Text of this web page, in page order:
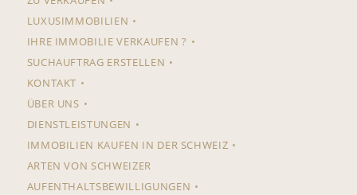
LUXUSIMMOBILIEN
IHRE IMMOBILIE VERKAUFEN ?
SUCHAUFTRAG ERSTELLEN
KONTAKT
ÜBER UNS
DIENSTLEISTUNGEN
IMMOBILIEN KAUFEN IN DER SCHWEIZ
ARTEN VON SCHWEIZER
AUFENTHALTSBEWILLIGUNGEN